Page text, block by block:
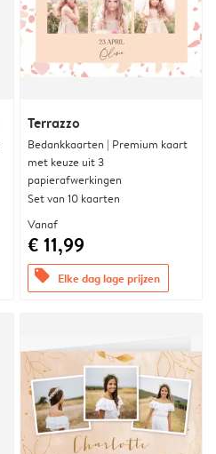
Terrazzo
Bedankkaarten | Premium kaart
met keuze uit 3
papierafwerkingen
Set van 10 kaarten
Vanaf
€ 11,99
offers Elke dag lage prijzen